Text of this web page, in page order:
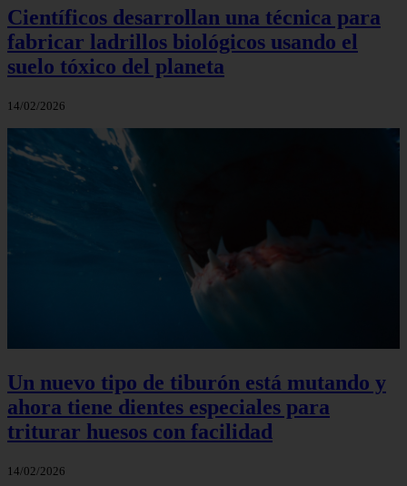
Científicos desarrollan una técnica para
fabricar ladrillos biológicos usando el
suelo tóxico del planeta
14/02/2026
Un nuevo tipo de tiburón está mutando y
ahora tiene dientes especiales para
triturar huesos con facilidad
14/02/2026